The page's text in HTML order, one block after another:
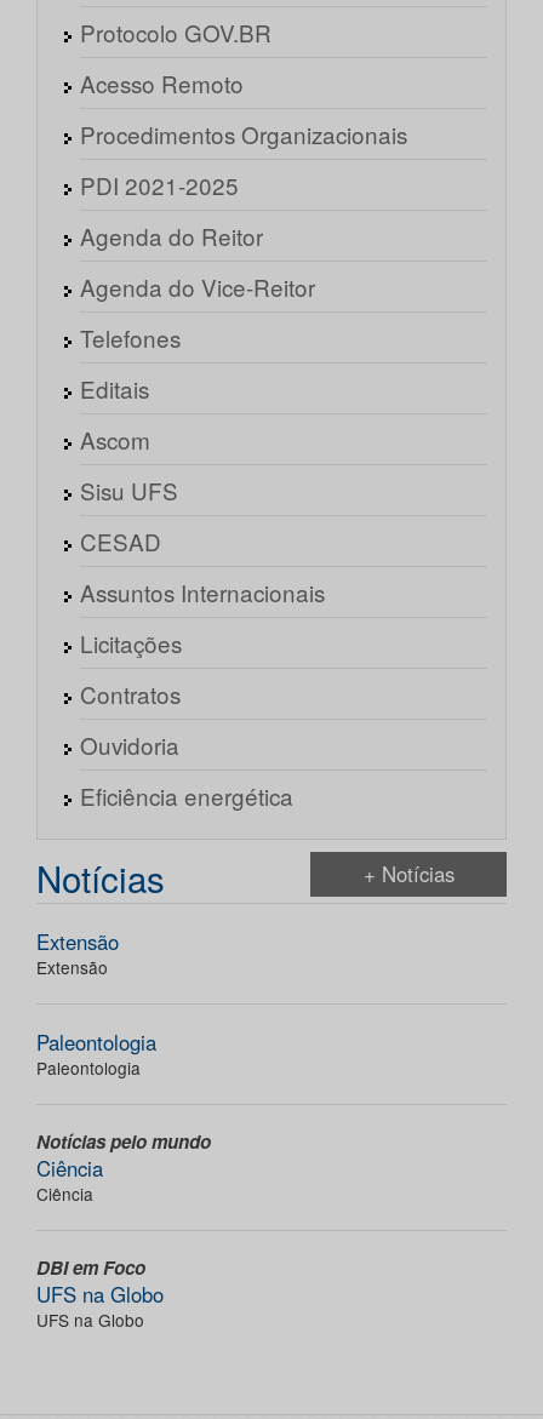
Protocolo GOV.BR
Acesso Remoto
Procedimentos Organizacionais
PDI 2021-2025
Agenda do Reitor
Agenda do Vice-Reitor
Telefones
Editais
Ascom
Sisu UFS
CESAD
Assuntos Internacionais
Licitações
Contratos
Ouvidoria
Eficiência energética
Notícias + Notícias
Extensão
Extensão
Paleontologia
Paleontologia
Notícias pelo mundo
Ciência
Ciência
DBI em Foco
UFS na Globo
UFS na Globo